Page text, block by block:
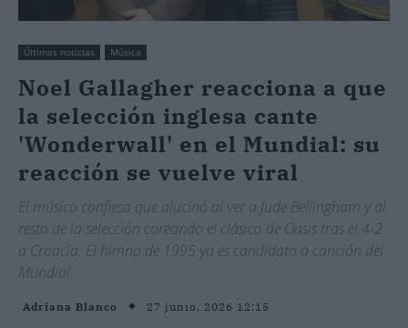
Últimas noticias Música
Noel Gallagher reacciona a que
la selección inglesa cante
'Wonderwall' en el Mundial: su
reacción se vuelve viral
El músico confiesa que alucinó al ver a Jude Bellingham y al
resto de la selección coreando el clásico de Oasis tras el 4-2
a Croacia. El himno de 1995 ya es candidato a canción del
Mundial.
Adriana Blanco 27 junio, 2026 12:15